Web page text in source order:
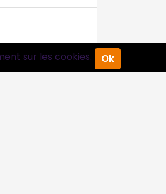
sur les cookies. Ok